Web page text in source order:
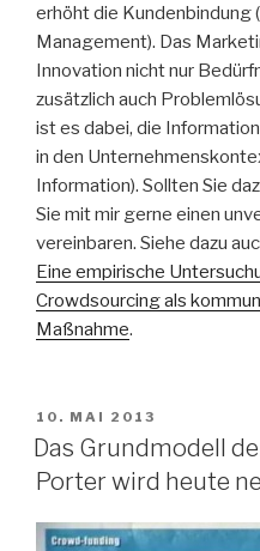
erhöht die Kundenbindung
Management). Das
Innovation nicht nur
zusätzlich auch
ist es dabei, die
in den
Information). Sollten Sie
Sie mit mir gerne einen
vereinbaren. Siehe dazu
Eine empirische
Crowdsourcing als
Maßnahme.
VERÖFFENTLICHT
AM
10. MAI 2013
Das Grundmodell
Porter wird heute